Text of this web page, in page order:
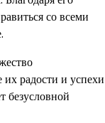
со всеми
радости и успехи
безусловной